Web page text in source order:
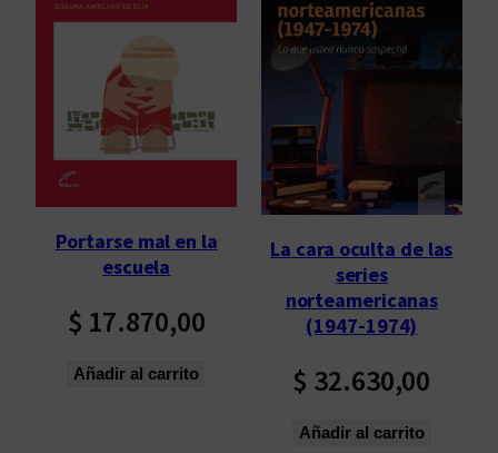
Portarse mal en la
escuela
$ 17.870,00
Añadir al carrito
La cara oculta de las
series
norteamericanas
(1947-1974)
$ 32.630,00
Añadir al carrito